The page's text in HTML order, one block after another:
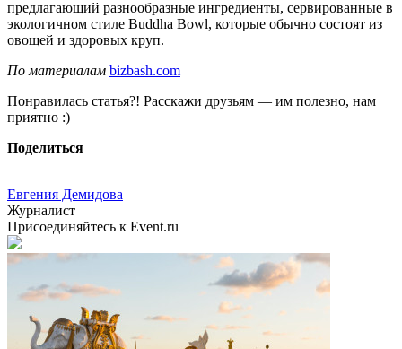
предлагающий разнообразные ингредиенты, сервированные в
экологичном стиле Buddha Bowl, которые обычно состоят из
овощей и здоровых круп.
По материалам bizbash.com
Понравилась статья?! Расскажи друзьям — им полезно, нам
приятно :)
Поделиться
Евгения Демидова
Журналист
Присоединяйтесь к Event.ru